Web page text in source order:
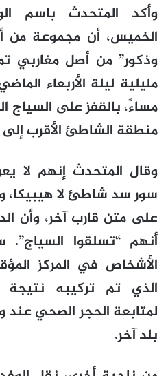
وأكد المتحدث باسم
الخميس، أن مجموعة من
وذكور” من أصل مغاربي
مساءً، بالقفز على السياج
منطقة الشاطئ الأقرب إلى
وقال المتحدث إنهم لا
سور سد شاطئ لا هيبيكا،
على متن قارب آخر، وأن
أنهم “تسلقوا السياج”.
الذي تم تركيبه نتيجة
لمتابعة الحجر الصحي
بلد آخر.